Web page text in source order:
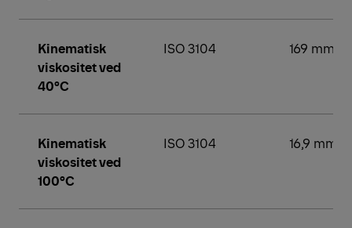
Kinematisk
viskositet ved
40°C
ISO 3104 169 mm2/s
Kinematisk
viskositet ved
100°C
ISO 3104 16,9 mm²/s